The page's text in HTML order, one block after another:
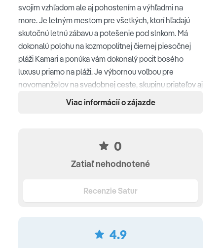
svojim vzhľadom ale aj pohostením a výhľadmi na
more. Je letným mestom pre všetkých, ktorí hľadajú
skutočnú letnú zábavu a potešenie pod slnkom. Má
dokonalú polohu na kozmopolitnej čiernej piesočnej
pláži Kamari a ponúka vám dokonalý pocit bosého
luxusu priamo na pláži. Je výbornou voľbou pre
novomanželov na svadobnej ceste, skupinu priateľov aj
hotelový rezort sa nachádza 400 m od centra strediska
reštaurácií • 5 km od letiska (10 min.) • 200 m od
Pláž
slnečníky a osušky zdarma • plážová reštaurácia
Viac informácií o zájazde
0
Zatiaľ nehodnotené
Recenzie Satur
4.9